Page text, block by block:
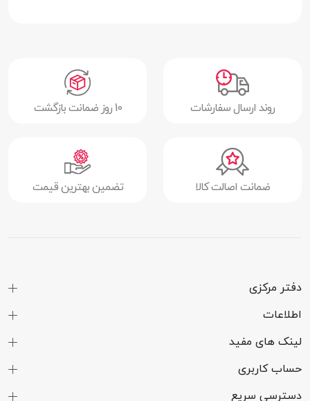
روند ارسال سفارشات 10 روز ضمانت بازگشت
ضمانت اصالت کالا تضمین بهترین قیمت
دفتر مرکزی
اطلاعات
لینک های مفید
حساب کاربری
دسترسی سریع